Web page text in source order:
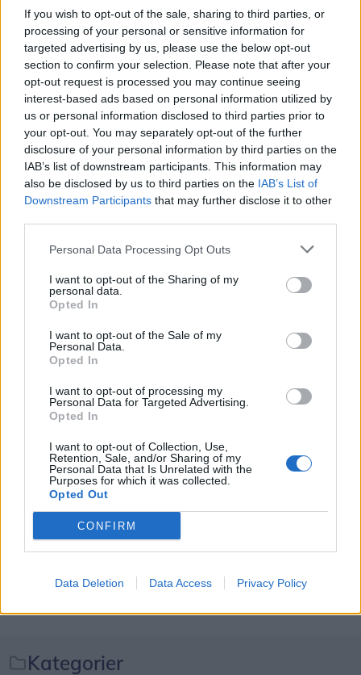
If you wish to opt-out of the sale, sharing to third parties, or
processing of your personal or sensitive information for
targeted advertising by us, please use the below opt-out
section to confirm your selection. Please note that after your
opt-out request is processed you may continue seeing
interest-based ads based on personal information utilized by
us or personal information disclosed to third parties prior to
your opt-out. You may separately opt-out of the further
disclosure of your personal information by third parties on the
IAB’s list of downstream participants. This information may
also be disclosed by us to third parties on the IAB’s List of
Downstream Participants that may further disclose it to other
Personal Data Processing Opt Outs
I want to opt-out of the Sharing of my
personal data.
Opted In
I want to opt-out of the Sale of my
Personal Data.
Opted In
I want to opt-out of processing my
Personal Data for Targeted Advertising.
Opted In
I want to opt-out of Collection, Use,
Retention, Sale, and/or Sharing of my
Personal Data that Is Unrelated with the
Purposes for which it was collected.
Opted Out
CONFIRM
Data Deletion Data Access Privacy Policy
åbne landskaber danne en flot ramme om den
sjældne naturoplevelse, hvis vejret arter sig.
- En solformørkelse er en af de få begivenheder,
der kan få os alle til at stoppe op og kigge i
samme retning. Det er både smukt, fascinerende
og en fantastisk anledning til at samles om Solen,
dens betydning for livet på Jorden og vores plads i
universet. Med Sol26 vil vi give danskerne en
fælles oplevelse – og inspirere til ny viden og
nysgerrighed på naturvidenskab, siger Tina Ibsen,
Sol26.
Herunder får man et overblik over, hvornår
solformørkelsen rammer forskellige steder i
28 børn starter i skole - uden en skole
09. august 2026 kl. 06.02
STØVRING: Det lyder næsten umuligt. Men tirsdag
11. august bliver 28 børn i Støvring de allerførste
skolen først står færdig i 2030.
Normalt bliver nye skoleelever budt velkommen til
en skolebygning. Men for 28 børn i Støvring bliver
første skoledag begyndelsen på noget, der endnu
kun findes på tegnebrættet.
Det skriver Rebild Kommune i en
De kommende år skal eleverne gå på
skoledag bliver de en del af GRO – Rebild
Vis mere
Kategorier